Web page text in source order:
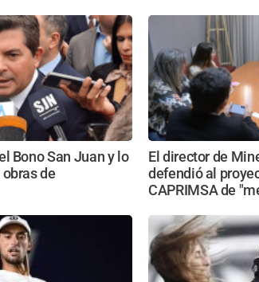
Bono San Juan y lo
de
El director de
defendió al
CAPRIMSA de